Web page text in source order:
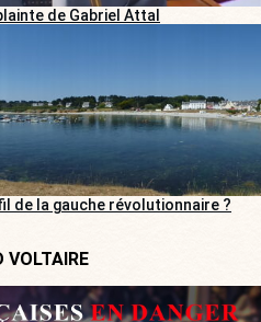
de Gabriel Attal
de la gauche révolutionnaire ?
VOLTAIRE